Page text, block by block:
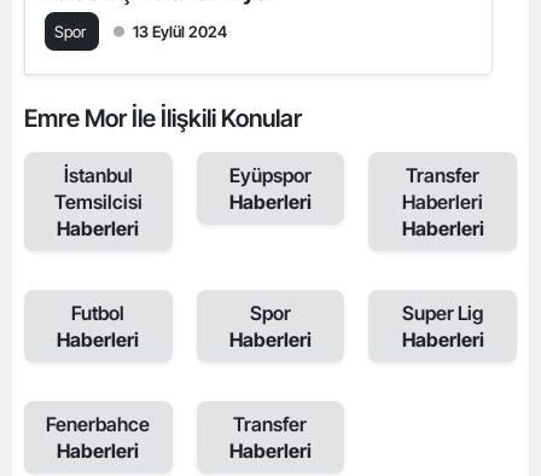
Spor 13 Eylül 2024
Emre Mor İle İlişkili Konular
İstanbul
Temsilcisi
Haberleri
Eyüpspor
Haberleri
Transfer
Haberleri
Haberleri
Futbol
Haberleri
Spor
Haberleri
Super Lig
Haberleri
Fenerbahce
Haberleri
Transfer
Haberleri